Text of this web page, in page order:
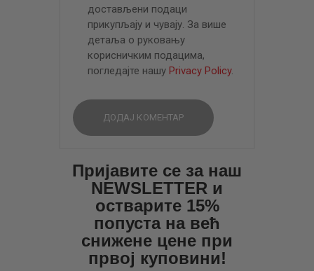
достављени подаци
прикупљају и чувају. За више
детаља о руковању
корисничким подацима,
погледајте нашу Privacy Policy.
Пријавите се за наш
NEWSLETTER и
остварите 15%
попуста на већ
снижене цене при
првој куповини!